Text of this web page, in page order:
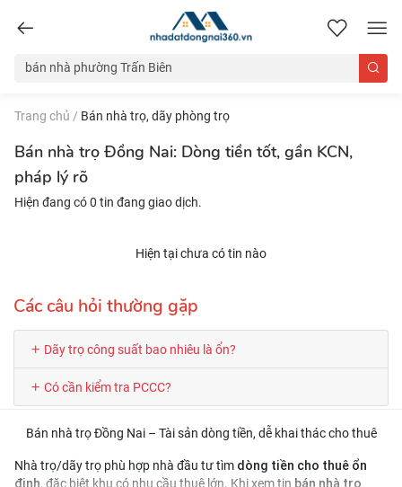
nhadatdongnai360.vn
Trang chủ / Bán nhà trọ, dãy phòng trọ
Bán nhà trọ Đồng Nai: Dòng tiền tốt, gần KCN,
pháp lý rõ
Hiện đang có 0 tin đang giao dịch.
Hiện tại chưa có tin nào
Các câu hỏi thường gặp
Dãy trọ công suất bao nhiêu là ổn?
Có cần kiểm tra PCCC?
Bán nhà trọ Đồng Nai – Tài sản dòng tiền, dễ khai thác cho thuê
Nhà trọ/dãy trọ phù hợp nhà đầu tư tìm dòng tiền cho thuê ổn
định, đặc biệt khu có nhu cầu thuê lớn. Khi xem tin bán nhà trọ